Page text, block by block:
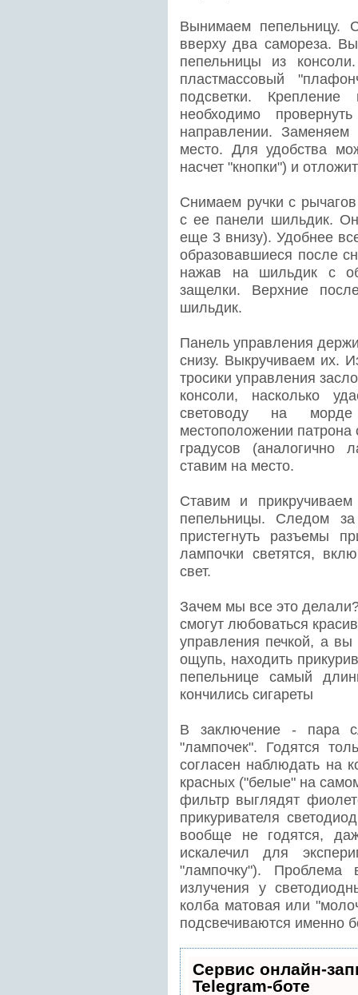
Вынимаем пепельницу.
вверху два самореза.
пепельницы из
пластмассовый
подсветки.
необходимо
направлении.
место. Для удобства
насчет "кнопки") и
Снимаем ручки с
с ее панели шильдик.
еще 3 внизу). Удобнее
образовавшиеся после
нажав на шильдик с
защелки. Верхние
шильдик.
Панель управления
снизу. Выкручиваем их.
тросики управления
консоли, насколько
световоду на
местоположении
градусов (аналогично
ставим на место.
Ставим и
пепельницы. Следом
пристегнуть разъемы
лампочки светятся,
свет.
Зачем мы все это
смогут любоваться
управления печкой, а
ощупь, находить
пепельнице самый
кончились сигареты
В заключение - пара
"лампочек". Годятся
согласен наблюдать на
красных ("белые" на
фильтр выглядят
прикуривателя
вообще не годятся,
искалечил для
"лампочку"). Проблема
излучения у
колба матовая или
подсвечиваются именно
Сервис онлайн-
Telegram-боте